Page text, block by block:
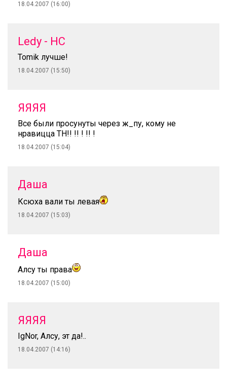
18.04.2007 (16:00)
Ledy - HC
Tomik лучше!
18.04.2007 (15:50)
ЯЯЯЯ
Все были просунуты через ж_пу, кому не
нравицца ТН!! !! ! !! !
18.04.2007 (15:04)
Даша
Ксюха вали ты левая
18.04.2007 (15:03)
Даша
Алсу ты права
18.04.2007 (15:00)
ЯЯЯЯ
IgNor, Алсу, эт да!..
18.04.2007 (14:16)